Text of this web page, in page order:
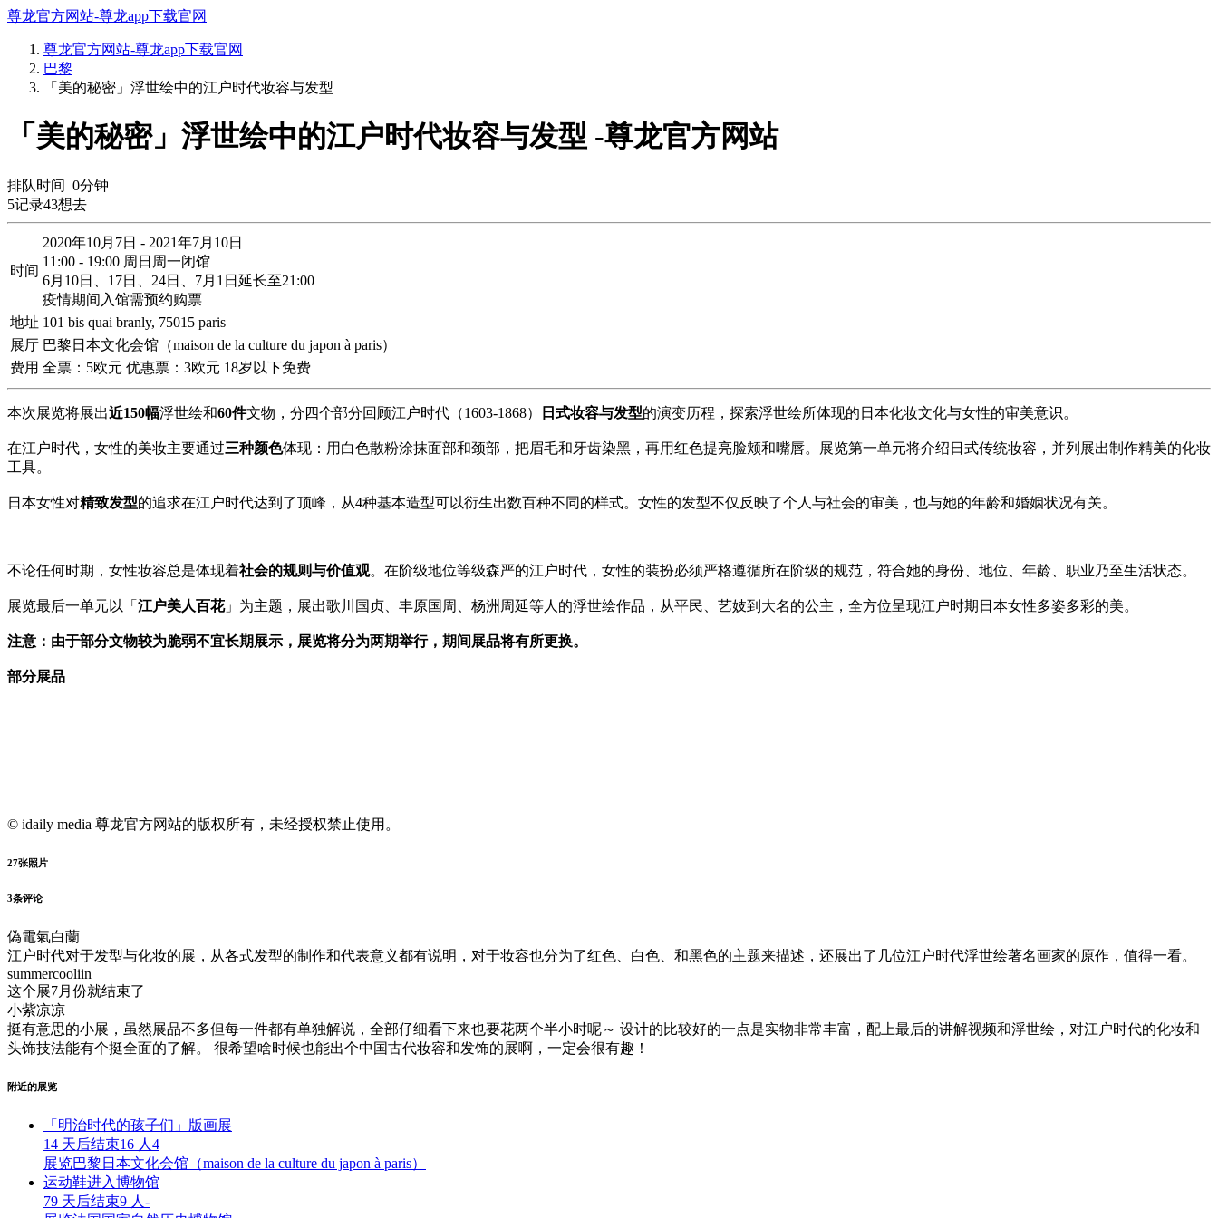
尊龙官方网站-尊龙app下载官网
尊龙官方网站-尊龙app下载官网
巴黎
「美的秘密」浮世绘中的江户时代妆容与发型
「美的秘密」浮世绘中的江户时代妆容与发型 -尊龙官方网站
排队时间 0分钟
5记录43想去
时间
2020年10月7日 - 2021年7月10日
11:00 - 19:00 周日周一闭馆
6月10日、17日、24日、7月1日延长至21:00
疫情期间入馆需预约购票
地址 101 bis quai branly, 75015 paris
展厅 巴黎日本文化会馆（maison de la culture du japon à paris）
费用 全票：5欧元 优惠票：3欧元 18岁以下免费
本次展览将展出近150幅浮世绘和60件文物，分四个部分回顾江户时代（1603-1868） 日式妆容与发型的演变历程，探索浮世绘所体现的日本化妆文化与女性的审美意识。
在江户时代，女性的美妆主要通过三种颜色体现：用白色散粉涂抹面部和颈部，把眉毛和牙齿染黑，再用红色提亮脸颊和嘴唇。展览第一单元将介绍日式传统妆容，并列展出制作精美的化妆
工具。
日本女性对精致发型的追求在江户时代达到了顶峰，从4种基本造型可以衍生出数百种不同的样式。女性的发型不仅反映了个人与社会的审美，也与她的年龄和婚姻状况有关。
不论任何时期，女性妆容总是体现着社会的规则与价值观。在阶级地位等级森严的江户时代，女性的装扮必须严格遵循所在阶级的规范，符合她的身份、地位、年龄、职业乃至生活状态。
展览最后一单元以「 江户美人百花」为主题，展出歌川国贞、丰原国周、杨洲周延等人的浮世绘作品，从平民、艺妓到大名的公主，全方位呈现江户时期日本女性多姿多彩的美。
注意：由于部分文物较为脆弱不宜长期展示，展览将分为两期举行，期间展品将有所更换。
部分展品
© idaily media 尊龙官方网站的版权所有，未经授权禁止使用。
27张照片
3条评论
偽電氣白蘭
江户时代对于发型与化妆的展，从各式发型的制作和代表意义都有说明，对于妆容也分为了红色、白色、和黑色的主题来描述，还展出了几位江户时代浮世绘著名画家的原作，值得一看。
summercooliin
这个展7月份就结束了
小紫凉凉
挺有意思的小展，虽然展品不多但每一件都有单独解说，全部仔细看下来也要花两个半小时呢～ 设计的比较好的一点是实物非常丰富，配上最后的讲解视频和浮世绘，对江户时代的化妆和
头饰技法能有个挺全面的了解。 很希望啥时候也能出个中国古代妆容和发饰的展啊，一定会很有趣！
附近的展览
「明治时代的孩子们」版画展
14 天后结束16 人 4
展览巴黎日本文化会馆（maison de la culture du japon à paris）
运动鞋进入博物馆
79 天后结束9 人 -